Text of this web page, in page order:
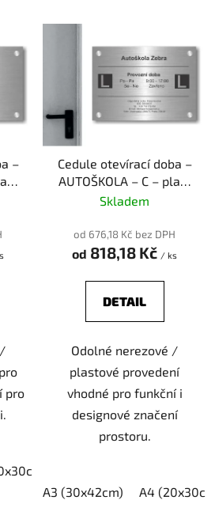
–
pro
Cedule otevírací doba –
AUTOŠKOLA – C – plast
(piktogram)
Skladem
od 676,18 Kč bez DPH
od 818,18 Kč / ks
DETAIL
Odolné nerezové /
plastové provedení
vhodné pro funkční i
designové značení
prostoru.
A3 (30x42cm) A4